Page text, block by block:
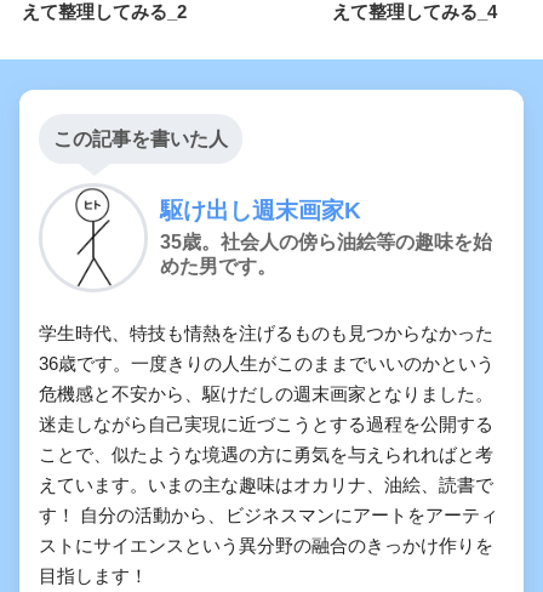
えて整理してみる_2
えて整理してみる_4
この記事を書いた人
駆け出し週末画家K
35歳。社会人の傍ら油絵等の趣味を始
めた男です。
学生時代、特技も情熱を注げるものも見つからなかった
36歳です。一度きりの人生がこのままでいいのかという
危機感と不安から、駆けだしの週末画家となりました。
迷走しながら自己実現に近づこうとする過程を公開する
ことで、似たような境遇の方に勇気を与えられればと考
えています。いまの主な趣味はオカリナ、油絵、読書で
す！ 自分の活動から、ビジネスマンにアートをアーティ
ストにサイエンスという異分野の融合のきっかけ作りを
目指します！